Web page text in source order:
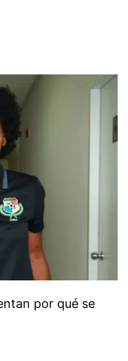
por qué se